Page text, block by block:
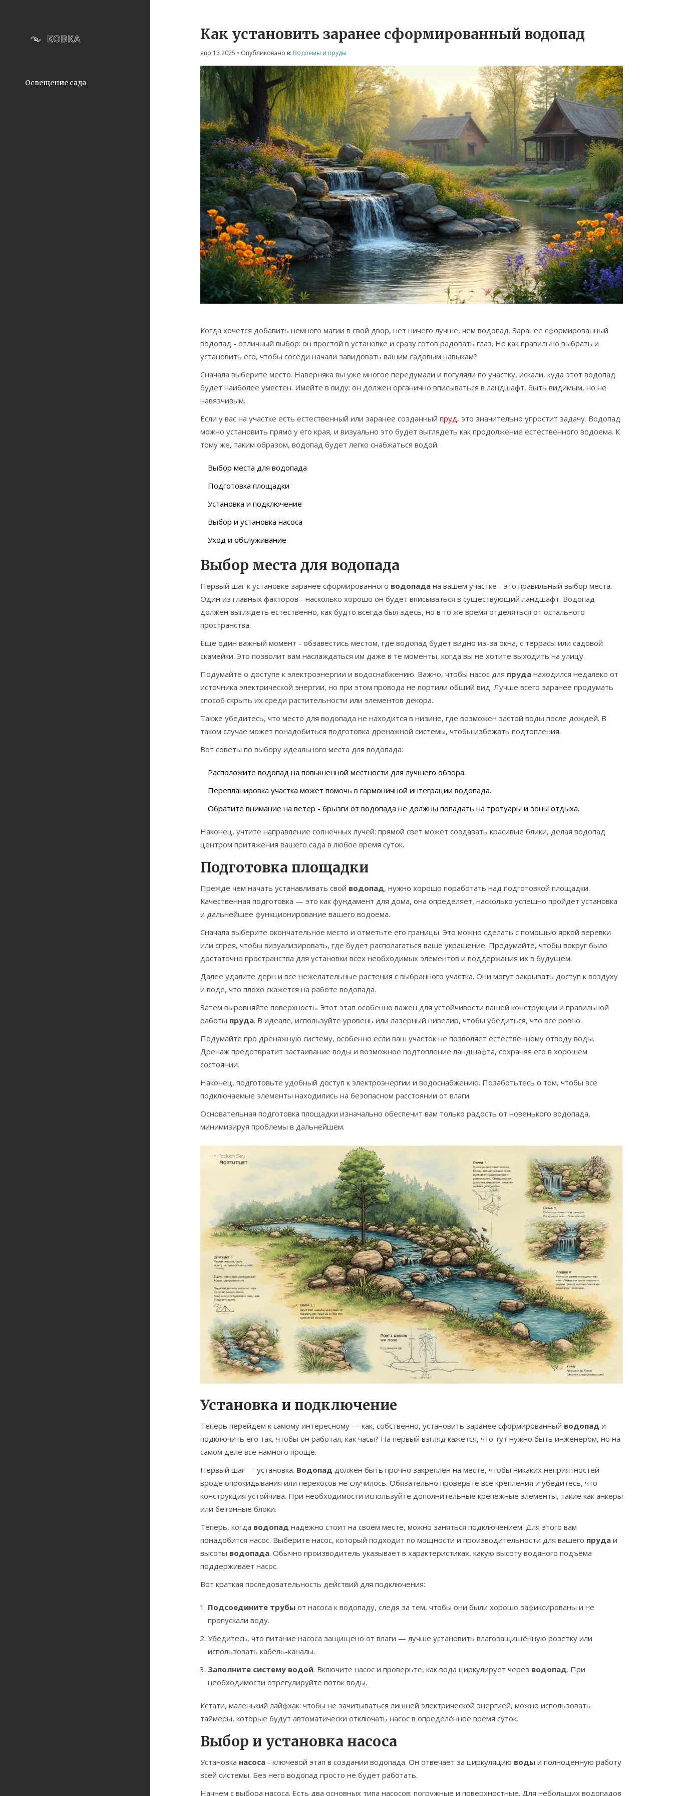
Освещение сада
Как установить заранее сформированный водопад
апр 13 2025 • Опубликовано в: Водоемы и пруды
Когда хочется добавить немного магии в свой двор, нет ничего лучше, чем водопад. Заранее сформированный
водопад - отличный выбор: он простой в установке и сразу готов радовать глаз. Но как правильно выбрать и
установить его, чтобы соседи начали завидовать вашим садовым навыкам?
Сначала выберите место. Наверняка вы уже многое передумали и погуляли по участку, искали, куда этот водопад
будет наиболее уместен. Имейте в виду: он должен органично вписываться в ландшафт, быть видимым, но не
навязчивым.
Если у вас на участке есть естественный или заранее созданный пруд, это значительно упростит задачу. Водопад
можно установить прямо у его края, и визуально это будет выглядеть как продолжение естественного водоема. К
тому же, таким образом, водопад будет легко снабжаться водой.
Выбор места для водопада
Подготовка площадки
Установка и подключение
Выбор и установка насоса
Уход и обслуживание
Выбор места для водопада
Первый шаг к установке заранее сформированного водопада на вашем участке - это правильный выбор места.
Один из главных факторов - насколько хорошо он будет вписываться в существующий ландшафт. Водопад
должен выглядеть естественно, как будто всегда был здесь, но в то же время отделяться от остального
пространства.
Еще один важный момент - обзавестись местом, где водопад будет видно из-за окна, с террасы или садовой
скамейки. Это позволит вам наслаждаться им даже в те моменты, когда вы не хотите выходить на улицу.
Подумайте о доступе к электроэнергии и водоснабжению. Важно, чтобы насос для пруда находился недалеко от
источника электрической энергии, но при этом провода не портили общий вид. Лучше всего заранее продумать
способ скрыть их среди растительности или элементов декора.
Также убедитесь, что место для водопада не находится в низине, где возможен застой воды после дождей. В
таком случае может понадобиться подготовка дренажной системы, чтобы избежать подтопления.
Вот советы по выбору идеального места для водопада:
Расположите водопад на повышенной местности для лучшего обзора.
Перепланировка участка может помочь в гармоничной интеграции водопада.
Обратите внимание на ветер - брызги от водопада не должны попадать на тротуары и зоны отдыха.
Наконец, учтите направление солнечных лучей: прямой свет может создавать красивые блики, делая водопад
центром притяжения вашего сада в любое время суток.
Подготовка площадки
Прежде чем начать устанавливать свой водопад, нужно хорошо поработать над подготовкой площадки.
Качественная подготовка — это как фундамент для дома, она определяет, насколько успешно пройдет установка
и дальнейшее функционирование вашего водоема.
Сначала выберите окончательное место и отметьте его границы. Это можно сделать с помощью яркой веревки
или спрея, чтобы визуализировать, где будет располагаться ваше украшение. Продумайте, чтобы вокруг было
достаточно пространства для установки всех необходимых элементов и поддержания их в будущем.
Далее удалите дерн и все нежелательные растения с выбранного участка. Они могут закрывать доступ к воздуху
и воде, что плохо скажется на работе водопада.
Затем выровняйте поверхность. Этот этап особенно важен для устойчивости вашей конструкции и правильной
работы пруда. В идеале, используйте уровень или лазерный нивелир, чтобы убедиться, что все ровно.
Подумайте про дренажную систему, особенно если ваш участок не позволяет естественному отводу воды.
Дренаж предотвратит застаивание воды и возможное подтопление ландшафта, сохраняя его в хорошем
состоянии.
Наконец, подготовьте удобный доступ к электроэнергии и водоснабжению. Позаботьтесь о том, чтобы все
подключаемые элементы находились на безопасном расстоянии от влаги.
Основательная подготовка площадки изначально обеспечит вам только радость от новенького водопада,
минимизируя проблемы в дальнейшем.
Установка и подключение
Теперь перейдём к самому интересному — как, собственно, установить заранее сформированный водопад и
подключить его так, чтобы он работал, как часы? На первый взгляд кажется, что тут нужно быть инженером, но на
самом деле всё намного проще.
Первый шаг — установка. Водопад должен быть прочно закреплён на месте, чтобы никаких неприятностей
вроде опрокидывания или перекосов не случилось. Обязательно проверьте все крепления и убедитесь, что
конструкция устойчива. При необходимости используйте дополнительные крепёжные элементы, такие как анкеры
или бетонные блоки.
Теперь, когда водопад надёжно стоит на своём месте, можно заняться подключением. Для этого вам
понадобится насос. Выберите насос, который подходит по мощности и производительности для вашего пруда и
высоты водопада. Обычно производитель указывает в характеристиках, какую высоту водяного подъёма
поддерживает насос.
Вот краткая последовательность действий для подключения:
Подсоедините трубы от насоса к водопаду, следя за тем, чтобы они были хорошо зафиксированы и не
пропускали воду.
Убедитесь, что питание насоса защищено от влаги — лучше установить влагозащищённую розетку или
использовать кабель-каналы.
Заполните систему водой. Включите насос и проверьте, как вода циркулирует через водопад. При
необходимости отрегулируйте поток воды.
Кстати, маленький лайфхак: чтобы не зачитываться лишней электрической энергией, можно использовать
таймеры, которые будут автоматически отключать насос в определённое время суток.
Выбор и установка насоса
Установка насоса - ключевой этап в создании водопада. Он отвечает за циркуляцию воды и полноценную работу
всей системы. Без него водопад просто не будет работать.
Начнем с выбора насоса. Есть два основных типа насосов: погружные и поверхностные. Для небольших водопадов